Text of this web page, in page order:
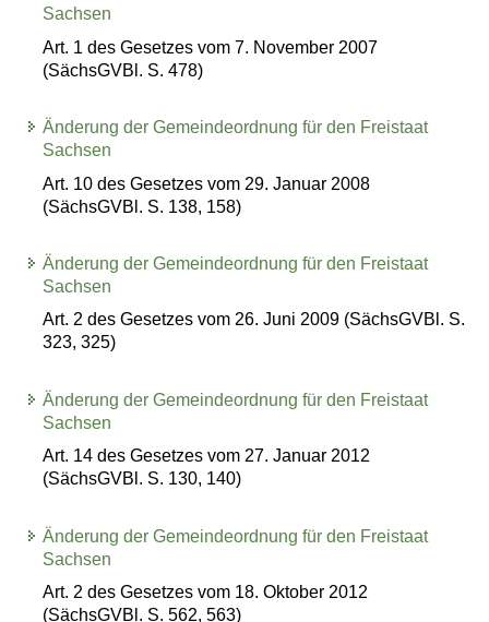
Sachsen
Art. 1 des Gesetzes vom 7. November 2007
(SächsGVBl. S. 478)
Änderung der Gemeindeordnung für den Freistaat
Sachsen
Art. 10 des Gesetzes vom 29. Januar 2008
(SächsGVBl. S. 138, 158)
Änderung der Gemeindeordnung für den Freistaat
Sachsen
Art. 2 des Gesetzes vom 26. Juni 2009 (SächsGVBl. S.
323, 325)
Änderung der Gemeindeordnung für den Freistaat
Sachsen
Art. 14 des Gesetzes vom 27. Januar 2012
(SächsGVBl. S. 130, 140)
Änderung der Gemeindeordnung für den Freistaat
Sachsen
Art. 2 des Gesetzes vom 18. Oktober 2012
(SächsGVBl. S. 562, 563)